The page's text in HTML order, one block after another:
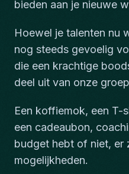
bieden aan je nieuwe
Hoewel je talenten nu
nog steeds gevoelig
die een krachtige
deel uit van onze
Een koffiemok, een T-
een cadeaubon,
budget hebt of niet, er
mogelijkheden.